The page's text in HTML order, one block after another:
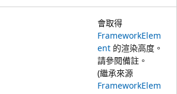
會取得
FrameworkElem
ent 的渲染高度。
請參閱備註。
(繼承來源
FrameworkElem